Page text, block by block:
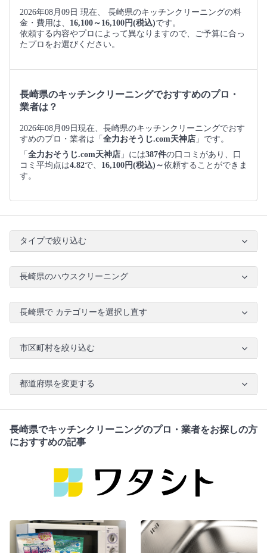
2026年08月09日 現在、 長崎県のキッチンクリーニングの料
金・費用は、 16,100～16,100円(税込)です。
依頼する内容やプロによって異なりますので、ご予算に合っ
たプロをお選びください。
長崎県のキッチンクリーニングでおすすめのプロ・
業者は？
2026年08月09日現在、長崎県のキッチンクリーニングでおす
すめのプロ・業者は「 全力おそうじ.com天神店 」です。
「 全力おそうじ.com天神店 」には387件の口コミがあり、口
コミ平均点は4.82で、 16,100円(税込)～依頼することができま
す。
タイプで絞り込む
長崎県のハウスクリーニング
長崎県で カテゴリーを選択し直す
市区町村を絞り込む
都道府県を変更する
長崎県でキッチンクリーニングのプロ・業者をお探しの方
におすすめの記事